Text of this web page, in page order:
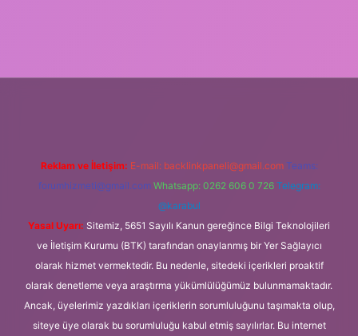
Reklam ve İletişim: E-mail: backlinkpaneli@gmail.com Teams:
forumhizmeti@gmail.com Whatsapp: 0262 606 0 726 Telegram:
@karabul
Yasal Uyarı: Sitemiz, 5651 Sayılı Kanun gereğince Bilgi Teknolojileri
ve İletişim Kurumu (BTK) tarafından onaylanmış bir Yer Sağlayıcı
olarak hizmet vermektedir. Bu nedenle, sitedeki içerikleri proaktif
olarak denetleme veya araştırma yükümlülüğümüz bulunmamaktadır.
Ancak, üyelerimiz yazdıkları içeriklerin sorumluluğunu taşımakta olup,
siteye üye olarak bu sorumluluğu kabul etmiş sayılırlar. Bu internet